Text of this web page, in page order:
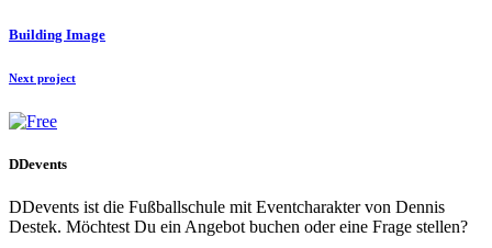
Building Image
Next project
DDevents
DDevents ist die Fußballschule mit Eventcharakter von Dennis
Destek. Möchtest Du ein Angebot buchen oder eine Frage stellen?